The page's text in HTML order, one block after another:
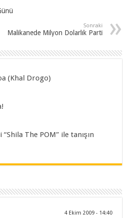
Sonraki
Malikanede Milyon Dolarlık Parti
(Khal Drogo)
The POM” ile tanışın
4 Ekim 2009 - 14:40